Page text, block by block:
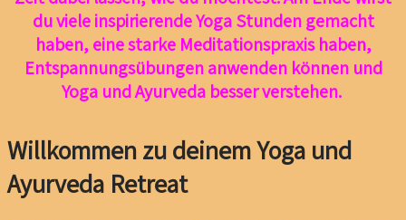
du viele inspirierende Yoga Stunden gemacht
haben, eine starke Meditationspraxis haben,
Entspannungsübungen anwenden können und
Yoga und Ayurveda besser verstehen.
Willkommen zu deinem Yoga und
Ayurveda Retreat